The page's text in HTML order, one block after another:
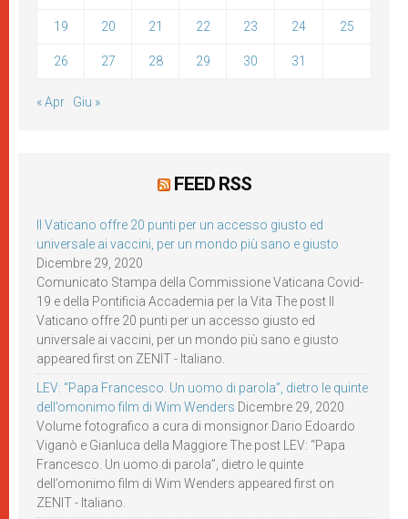
19 20 21 22 23 24 25
26 27 28 29 30 31
« Apr Giu »
FEED RSS
Il Vaticano offre 20 punti per un accesso giusto ed
universale ai vaccini, per un mondo più sano e giusto
Dicembre 29, 2020
Comunicato Stampa della Commissione Vaticana Covid-
19 e della Pontificia Accademia per la Vita The post Il
Vaticano offre 20 punti per un accesso giusto ed
universale ai vaccini, per un mondo più sano e giusto
appeared first on ZENIT - Italiano.
LEV: “Papa Francesco. Un uomo di parola”, dietro le quinte
dell’omonimo film di Wim Wenders Dicembre 29, 2020
Volume fotografico a cura di monsignor Dario Edoardo
Viganò e Gianluca della Maggiore The post LEV: “Papa
Francesco. Un uomo di parola”, dietro le quinte
dell’omonimo film di Wim Wenders appeared first on
ZENIT - Italiano.